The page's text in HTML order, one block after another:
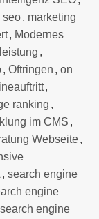
seo, marketing
, Modernes
,
, Oftringen , on
,
ranking ,
im CMS ,
Webseite,
, search engine
engine
search engine